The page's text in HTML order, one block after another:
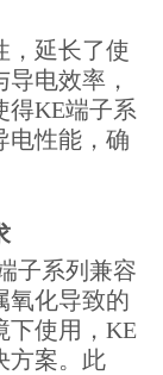
，延长了使
电效率，
得KE端子系
电性能，确
子系列兼容
氧化导致的
下使用，KE
方案。此